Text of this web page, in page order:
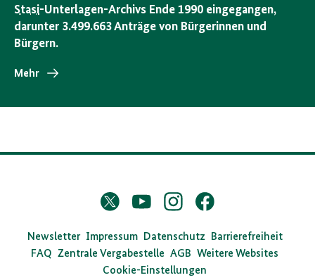
Stasi-Unterlagen-Archivs Ende 1990 eingegangen,
darunter 3.499.663 Anträge von Bürgerinnen und
Bürgern.
Mehr
D
s
B
Twitter
X
YouTubeInstagramFacebook
Newsletter Impressum Datenschutz
Barrierefreiheit
FAQ Zentrale Vergabestelle AGB Weitere Websites
Cookie-Einstellungen